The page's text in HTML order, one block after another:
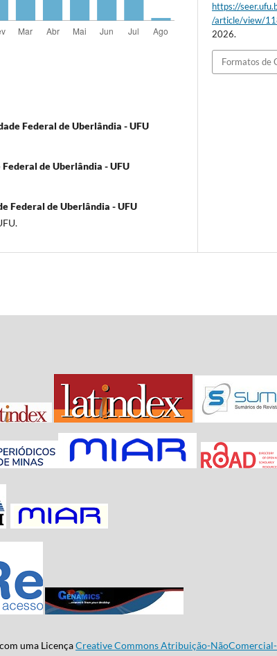
Federal de Uberlândia - UFU
de Uberlândia - UFU
Federal de Uberlândia - UFU
https://
/article/view/
2026.
Formatos de
uma LicençaCreative Commons Atribuição-